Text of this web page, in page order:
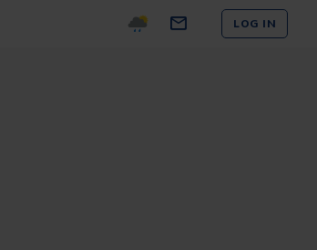
LOG IN